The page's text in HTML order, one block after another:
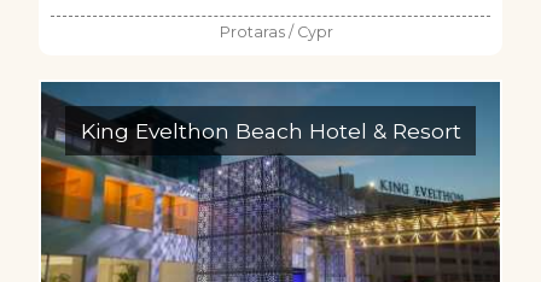
Protaras / Cypr
King Evelthon Beach Hotel & Resort